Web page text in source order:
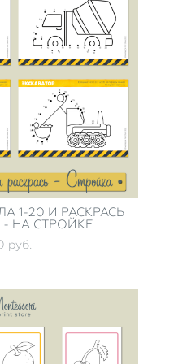
1-20 И РАСКРАСЬ
- НА СТРОЙКЕ
pуб.